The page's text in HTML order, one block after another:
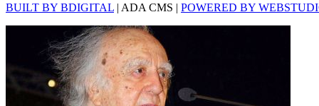
BUILT BY BDIGITAL | ADA CMS | POWERED BY